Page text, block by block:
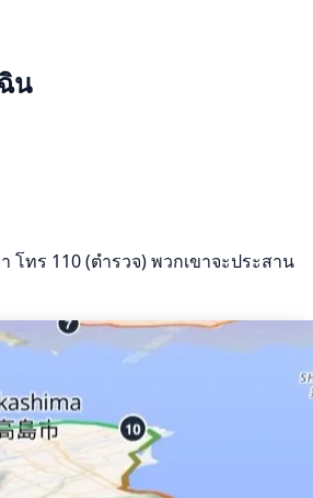
น
โทร 110 (ตำรวจ) พวกเขาจะประสาน